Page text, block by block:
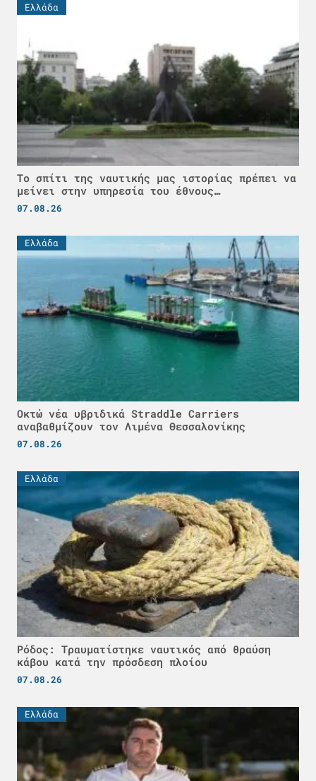
Ελλάδα
Το σπίτι της ναυτικής μας ιστορίας πρέπει να
μείνει στην υπηρεσία του έθνους…
07.08.26
Ελλάδα
Οκτώ νέα υβριδικά Straddle Carriers
αναβαθμίζουν τον Λιμένα Θεσσαλονίκης
07.08.26
Ελλάδα
Ρόδος: Τραυματίστηκε ναυτικός από θραύση
κάβου κατά την πρόσδεση πλοίου
07.08.26
Ελλάδα